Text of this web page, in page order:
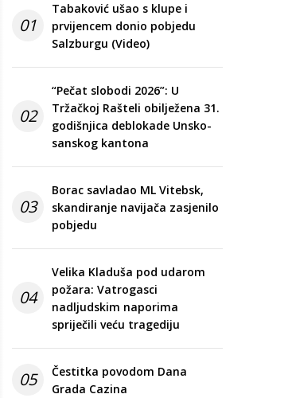
01
Tabaković ušao s klupe i
prvijencem donio pobjedu
Salzburgu (Video)
02
“Pečat slobodi 2026”: U
Tržačkoj Rašteli obilježena 31.
godišnjica deblokade Unsko-
sanskog kantona
03
Borac savladao ML Vitebsk,
skandiranje navijača zasjenilo
pobjedu
04
Velika Kladuša pod udarom
požara: Vatrogasci
nadljudskim naporima
spriječili veću tragediju
05
Čestitka povodom Dana
Grada Cazina